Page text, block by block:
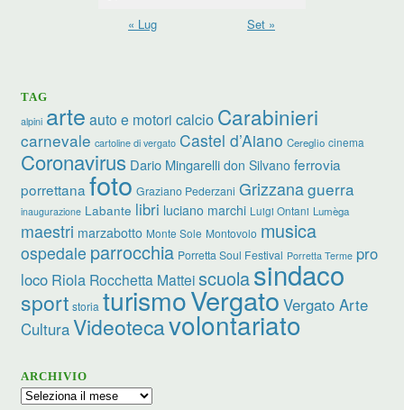
« Lug
Set »
TAG
alpini arte auto e motori calcio Carabinieri
carnevale cartoline di vergato Castel d’Aiano Cereglio cinema
Coronavirus Dario Mingarelli don Silvano ferrovia
porrettana foto Graziano Pederzani Grizzanaguerra
inaugurazione Labante libri luciano marchi Luigi Ontani Lumèga
maestri marzabotto Monte Sole Montovolo musica
ospedale parrocchia Porretta Soul Festival Porretta Terme pro
loco Riola Rocchetta Matteiscuolasindaco
sport storia turismoVergato Vergato Arte
CulturaVideotecavolontariato
ARCHIVIO
Archivio